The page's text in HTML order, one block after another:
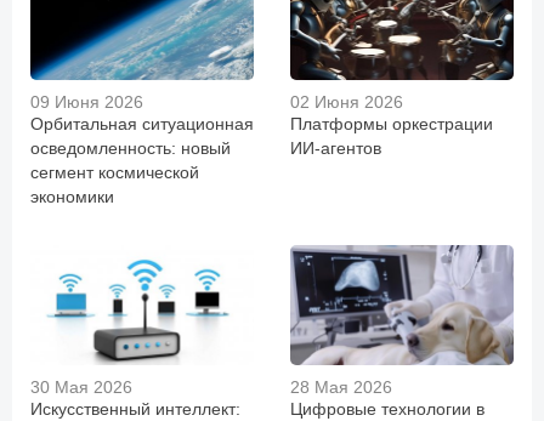
09 Июня 2026
Орбитальная ситуационная
осведомленность: новый
сегмент космической
экономики
02 Июня 2026
Платформы оркестрации
ИИ-агентов
30 Мая 2026
Искусственный интеллект:
28 Мая 2026
Цифровые технологии в